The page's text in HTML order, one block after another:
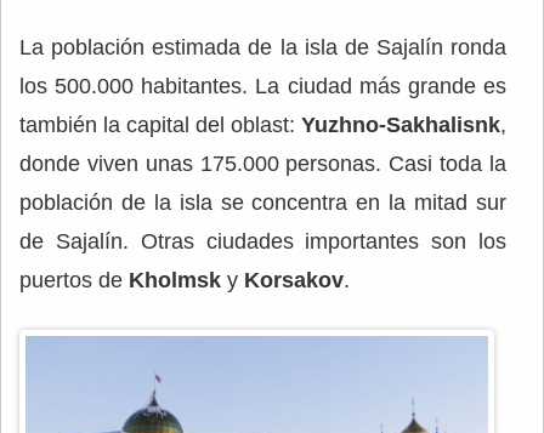
La población estimada de la isla de Sajalín ronda
los 500.000 habitantes. La ciudad más grande es
también la capital del oblast: Yuzhno-Sakhalisnk,
donde viven unas 175.000 personas. Casi toda la
población de la isla se concentra en la mitad sur
de Sajalín. Otras ciudades importantes son los
puertos de Kholmsk y Korsakov.